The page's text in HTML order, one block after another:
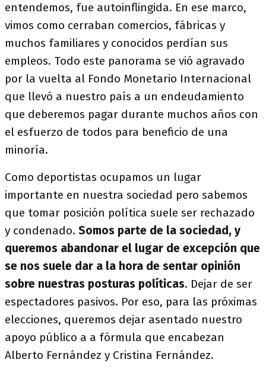
entendemos, fue autoinflingida. En ese marco,
vimos como cerraban comercios, fábricas y
muchos familiares y conocidos perdían sus
empleos. Todo este panorama se vió agravado
por la vuelta al Fondo Monetario Internacional
que llevó a nuestro país a un endeudamiento
que deberemos pagar durante muchos años con
el esfuerzo de todos para beneficio de una
minoría.
Como deportistas ocupamos un lugar
importante en nuestra sociedad pero sabemos
que tomar posición política suele ser rechazado
y condenado. Somos parte de la sociedad, y
queremos abandonar el lugar de excepción que
se nos suele dar a la hora de sentar opinión
sobre nuestras posturas políticas. Dejar de ser
espectadores pasivos. Por eso, para las próximas
elecciones, queremos dejar asentado nuestro
apoyo público a a fórmula que encabezan
Alberto Fernández y Cristina Fernández.